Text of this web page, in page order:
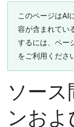
このページはAI
容が含まれてい
するには、ペー
をご利用くださ
ソー
ンお